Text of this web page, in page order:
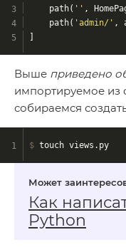
    path(
'' ,
    path(
'admin/' ,
]
Выше приведено
импортируемое из
собираемся
$ touch views.py
Как
Python